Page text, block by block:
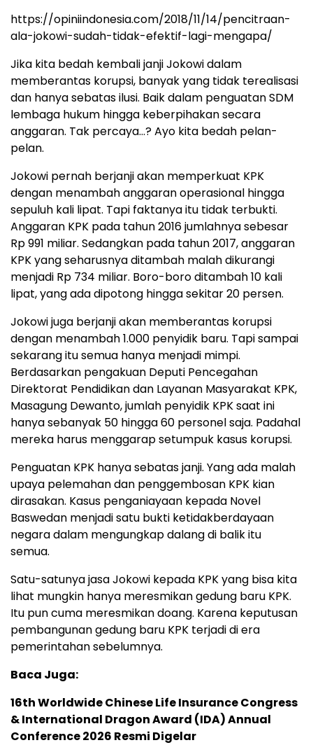
https://opiniindonesia.com/2018/11/14/pencitraan-
ala-jokowi-sudah-tidak-efektif-lagi-mengapa/
Jika kita bedah kembali janji Jokowi dalam
memberantas korupsi, banyak yang tidak terealisasi
dan hanya sebatas ilusi. Baik dalam penguatan SDM
lembaga hukum hingga keberpihakan secara
anggaran. Tak percaya…? Ayo kita bedah pelan-
pelan.
Jokowi pernah berjanji akan memperkuat KPK
dengan menambah anggaran operasional hingga
sepuluh kali lipat. Tapi faktanya itu tidak terbukti.
Anggaran KPK pada tahun 2016 jumlahnya sebesar
Rp 991 miliar. Sedangkan pada tahun 2017, anggaran
KPK yang seharusnya ditambah malah dikurangi
menjadi Rp 734 miliar. Boro-boro ditambah 10 kali
lipat, yang ada dipotong hingga sekitar 20 persen.
Jokowi juga berjanji akan memberantas korupsi
dengan menambah 1.000 penyidik baru. Tapi sampai
sekarang itu semua hanya menjadi mimpi.
Berdasarkan pengakuan Deputi Pencegahan
Direktorat Pendidikan dan Layanan Masyarakat KPK,
Masagung Dewanto, jumlah penyidik KPK saat ini
hanya sebanyak 50 hingga 60 personel saja. Padahal
mereka harus menggarap setumpuk kasus korupsi.
Penguatan KPK hanya sebatas janji. Yang ada malah
upaya pelemahan dan penggembosan KPK kian
dirasakan. Kasus penganiayaan kepada Novel
Baswedan menjadi satu bukti ketidakberdayaan
negara dalam mengungkap dalang di balik itu
semua.
Satu-satunya jasa Jokowi kepada KPK yang bisa kita
lihat mungkin hanya meresmikan gedung baru KPK.
Itu pun cuma meresmikan doang. Karena keputusan
pembangunan gedung baru KPK terjadi di era
pemerintahan sebelumnya.
Baca Juga:
16th Worldwide Chinese Life Insurance Congress
& International Dragon Award (IDA) Annual
Conference 2026 Resmi Digelar